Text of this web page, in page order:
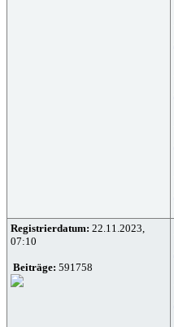
Registrierdatum: 22.11.2023,
07:10
Beiträge: 591758